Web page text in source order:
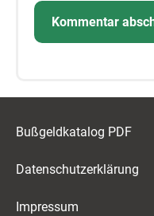
Bußgeldkatalog PDF
Datenschutzerklärung
Impressum